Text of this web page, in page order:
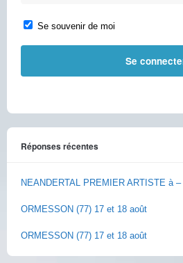
Se souvenir de moi
Réponses récentes
NEANDERTAL PREMIER ARTISTE à –
ORMESSON (77) 17 et 18 août
ORMESSON (77) 17 et 18 août